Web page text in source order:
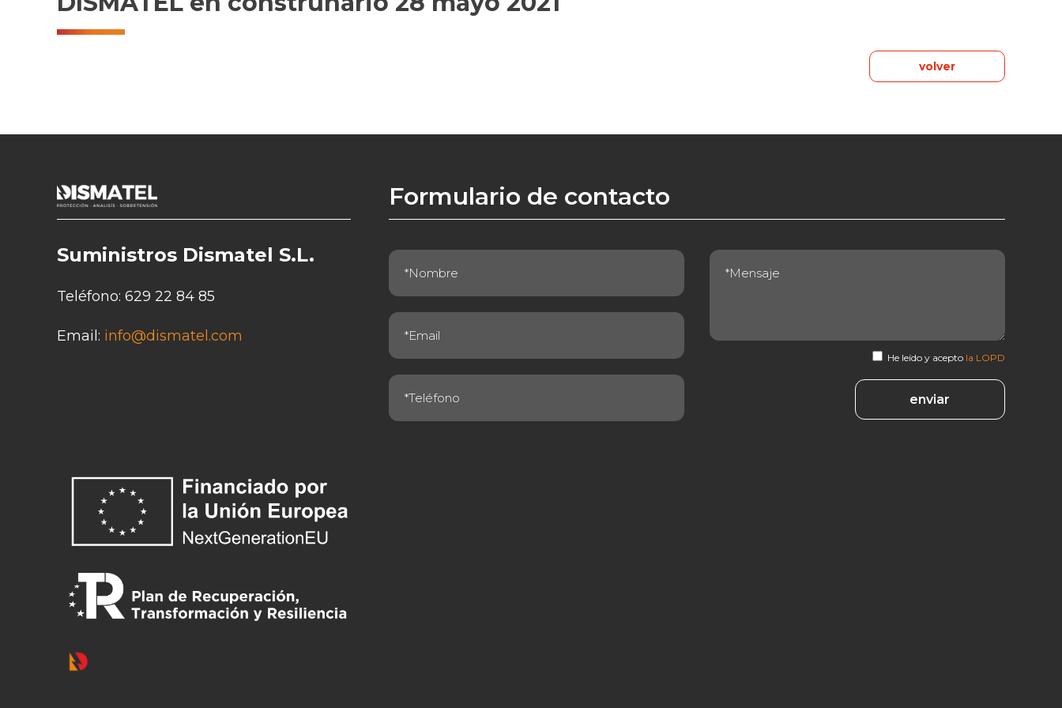
volver
Suministros Dismatel S.L.
Teléfono: 629 22 84 85
Email: info@dismatel.com
Formulario de contacto
He leído y acepto la LOPD